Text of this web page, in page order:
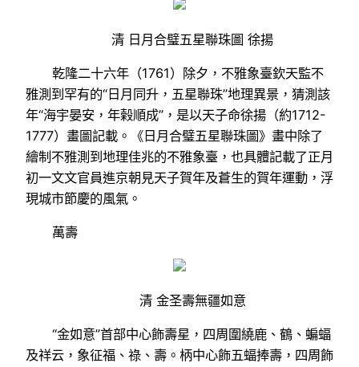
清 日月合璧五星聯珠圖 徐揚
乾隆二十六年（1761）除夕，不雅象臺欽天監不
雅測到罕有的“日月同升，五星聯珠”地理異景，猜測該
年“海宇晏安，年榖順成”，是以天子命徐揚（約1712-
1777）畫圖記載。《日月合璧五星聯珠圖》畫中除了
繪制不雅測到地理佳兆的不雅象臺，也具體記載了正月
初一文文官員進京朝見天子賀年及蒼生的賀年運動，浮
現城市節慶的風氣。
萬壽
清 金圣壽無疆如意
“金如意”首部中心飾壽星，四周圍繞鹿、鶴、蝙蝠
及祥云，象征福、祿、壽。柄中心飾五蝠捧壽，四周飾